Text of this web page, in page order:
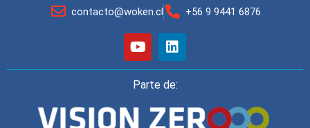
contacto@woken.cl +56 9 9441 6876
Parte de: